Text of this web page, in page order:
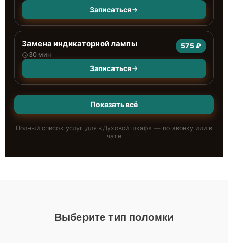
Записаться
Замена индикаторной лампы
30 мин
575 ₽
Записаться
Показать всё
Полный список услуг для «Духовой шкаф» — по звонку или в
чате
Выберите тип поломки